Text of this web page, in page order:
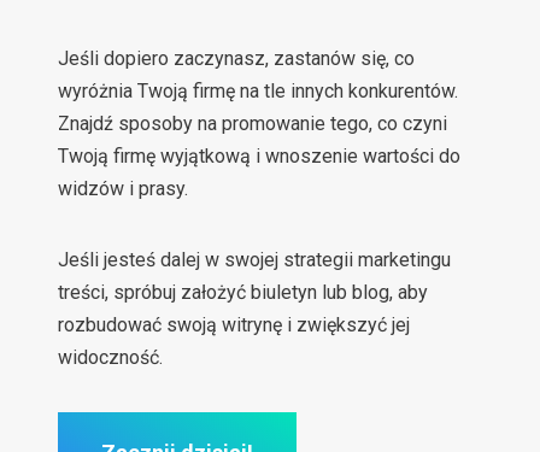
Jeśli dopiero zaczynasz, zastanów się, co
wyróżnia Twoją firmę na tle innych konkurentów.
Znajdź sposoby na promowanie tego, co czyni
Twoją firmę wyjątkową i wnoszenie wartości do
widzów i prasy.
Jeśli jesteś dalej w swojej strategii marketingu
treści, spróbuj założyć biuletyn lub blog, aby
rozbudować swoją witrynę i zwiększyć jej
widoczność.